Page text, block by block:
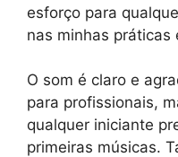
esforço para
nas minhas práticas
O som é claro e
para profissionais,
qualquer iniciante
primeiras músicas.